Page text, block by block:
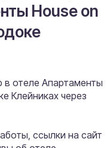
House on
отеле Апартаменты
Клейниках через
ссылки на сайт